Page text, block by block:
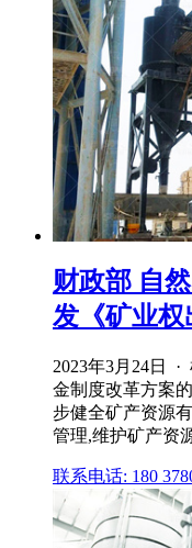
财政部 自
发《矿业权
2023年3月24日
金制度改革方案
步健全矿产资源
管理,维护矿产资
联系电话: 180